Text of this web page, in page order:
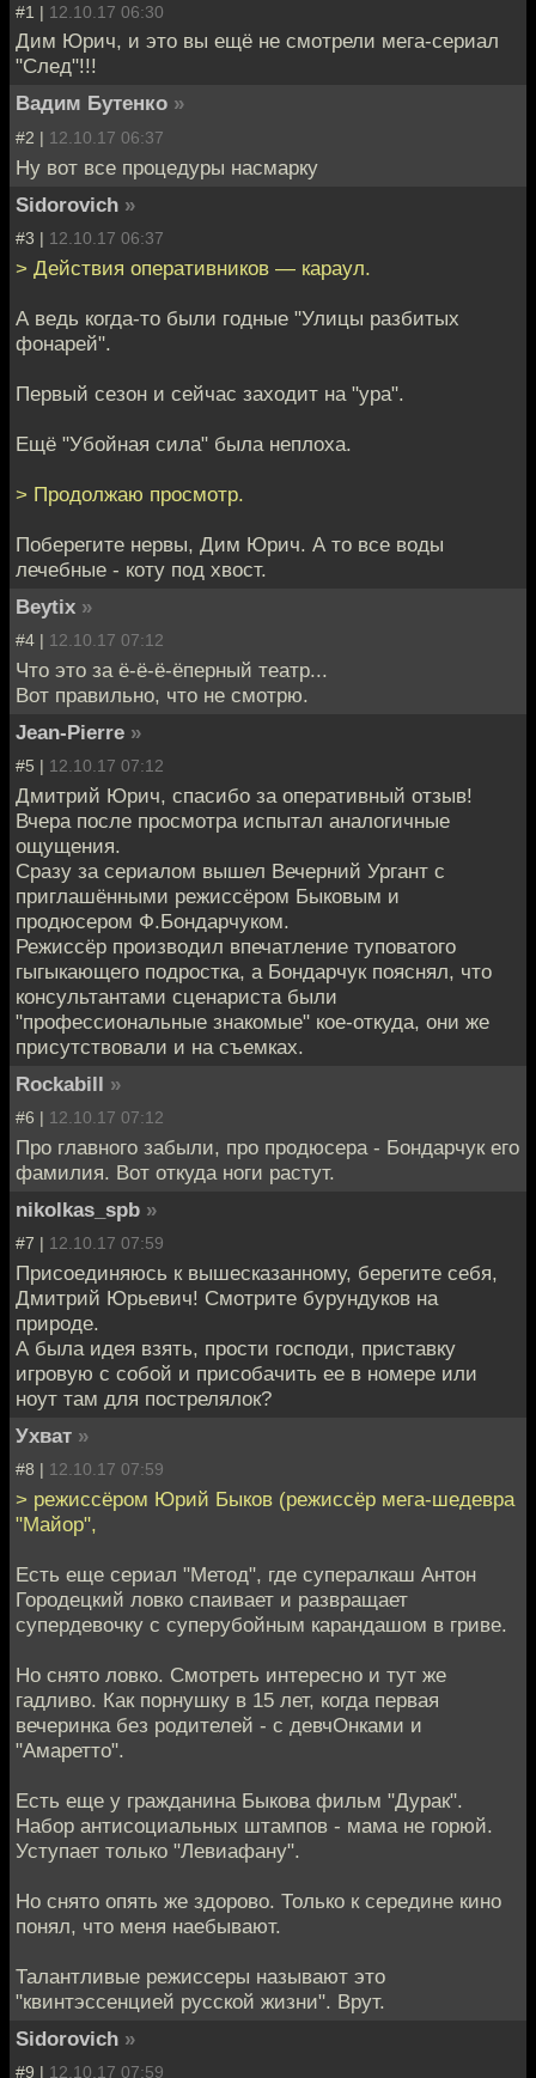
#1 | 12.10.17 06:30
Дим Юрич, и это вы ещё не смотрели мега-сериал
"След"!!!
Вадим Бутенко »
#2 | 12.10.17 06:37
Ну вот все процедуры насмарку
Sidorovich »
#3 | 12.10.17 06:37
> Действия оперативников — караул.
А ведь когда-то были годные "Улицы разбитых
фонарей".
Первый сезон и сейчас заходит на "ура".
Ещё "Убойная сила" была неплоха.
> Продолжаю просмотр.
Поберегите нервы, Дим Юрич. А то все воды
лечебные - коту под хвост.
Beytix »
#4 | 12.10.17 07:12
Что это за ё-ё-ё-ёперный театр...
Вот правильно, что не смотрю.
Jean-Pierre »
#5 | 12.10.17 07:12
Дмитрий Юрич, спасибо за оперативный отзыв!
Вчера после просмотра испытал аналогичные
ощущения.
Сразу за сериалом вышел Вечерний Ургант с
приглашёнными режиссёром Быковым и
продюсером Ф.Бондарчуком.
Режиссёр производил впечатление туповатого
гыгыкающего подростка, а Бондарчук пояснял, что
консультантами сценариста были
"профессиональные знакомые" кое-откуда, они же
присутствовали и на съемках.
Rockabill »
#6 | 12.10.17 07:12
Про главного забыли, про продюсера - Бондарчук его
фамилия. Вот откуда ноги растут.
nikolkas_spb »
#7 | 12.10.17 07:59
Присоединяюсь к вышесказанному, берегите себя,
Дмитрий Юрьевич! Смотрите бурундуков на
природе.
А была идея взять, прости господи, приставку
игровую с собой и присобачить ее в номере или
ноут там для пострелялок?
Ухват »
#8 | 12.10.17 07:59
> режиссёром Юрий Быков (режиссёр мега-шедевра
"Майор",
Есть еще сериал "Метод", где супералкаш Антон
Городецкий ловко спаивает и развращает
супердевочку с суперубойным карандашом в гриве.
Но снято ловко. Смотреть интересно и тут же
гадливо. Как порнушку в 15 лет, когда первая
вечеринка без родителей - с девчОнками и
"Амаретто".
Есть еще у гражданина Быкова фильм "Дурак".
Набор антисоциальных штампов - мама не горюй.
Уступает только "Левиафану".
Но снято опять же здорово. Только к середине кино
понял, что меня наебывают.
Талантливые режиссеры называют это
"квинтэссенцией русской жизни". Врут.
Sidorovich »
#9 | 12.10.17 07:59